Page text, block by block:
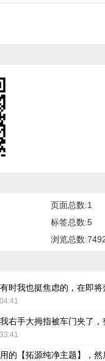
页面总数:1
标签总数:5
浏览总数
时我也挺焦虑的，在即
右手大拇指被车门夹了
的【拓源纯净主题】，然